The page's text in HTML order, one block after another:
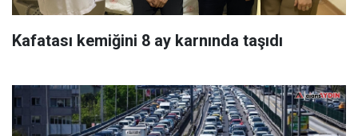
Kafatası kemiğini 8 ay karnında taşıdı